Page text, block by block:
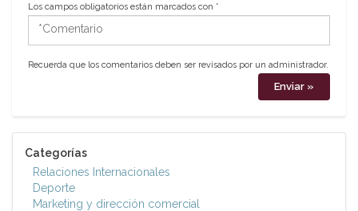
Los campos obligatorios están marcados con *
*Comentario
Recuerda que los comentarios deben ser revisados por un administrador.
Categorías
Relaciones Internacionales
Deporte
Marketing y dirección comercial